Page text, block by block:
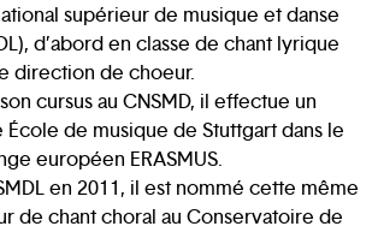
supérieur de musique et danse
d’abord en classe de chant lyrique
direction de choeur.
cursus au CNSMD, il effectue un
École de musique de Stuttgart dans le
européen ERASMUS.
en 2011, il est nommé cette même
de chant choral au Conservatoire de